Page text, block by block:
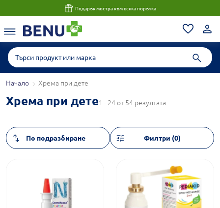
Подарък мостра към всяка поръчка
Начало Хрема при дете
Хрема при дете1 - 24 от 54 резултата
Филтри (0)